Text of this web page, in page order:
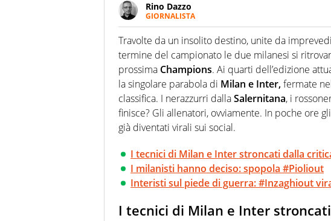
Rino Dazzo
GIORNALISTA
Se mai ci fosse modo di traslare il glossario
farebbe parte. Non si perde una svista
curve
Travolte da un insolito destino, unite da
termine del campionato le due milanesi si
prossima Champions. Ai quarti dell’edizione
la singolare parabola di Milan e Inter,fermate
classifica. I nerazzurri dallaSalernitana, i
finisce? Gli allenatori, ovviamente. In poche ore
già diventati virali sui social.
I tecnici di Milan e Inter stroncati dalla
I milanisti hanno deciso: spopola #Pioliout
Interisti sul piede di guerra: #Inzaghiout
I tecnici di Milan e Inter